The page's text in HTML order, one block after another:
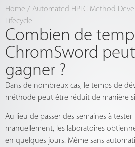
Home / Automated HPLC Method
Lifecycle
Combien de
ChromSword
gagner ?
Dans de nombreux cas, le temps de
méthode peut être réduit de manière
Au lieu de passer des semaines à
manuellement, les laboratoires
en quelques jours. Même sans